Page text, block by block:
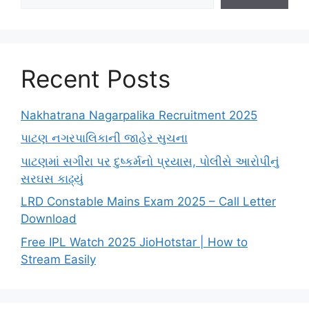
Recent Posts
Nakhatrana Nagarpalika Recruitment 2025
પાટણ નગરપાલિકાની જાહેર સુચના
પાટણમાં સગીરા પર દુષ્કર્મનો પ્રયાસ, પોલીસે આરોપીનું
સરઘસ કાઢ્યું
LRD Constable Mains Exam 2025 – Call Letter
Download
Free IPL Watch 2025 JioHotstar | How to
Stream Easily